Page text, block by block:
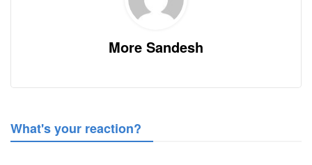
More Sandesh
What's your reaction?